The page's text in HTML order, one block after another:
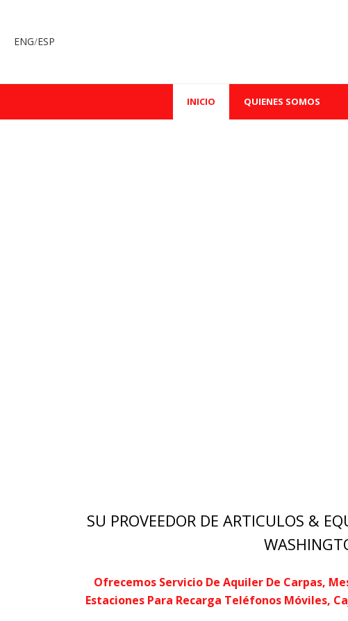
ENG/ESP
INICIO QUIENES SOMOS
SU PROVEEDOR DE ARTICULOS &
Ofrecemos Servicio De Aquiler De Carpas,
Estaciones Para Recarga Teléfonos Móviles,